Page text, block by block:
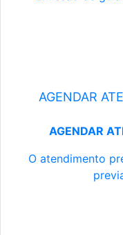
AGENDAR
AGENDAR
O atendimento